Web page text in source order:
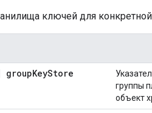
ключей для
KeyStore
группы
объект